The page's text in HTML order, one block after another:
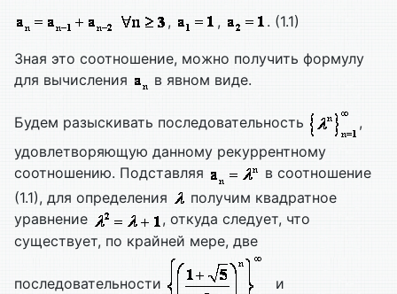
, , . (1.1)
Зная это соотношение, можно получить формулу
для вычисления
в явном виде.
Будем разыскивать последовательность
,
удовлетворяющую данному рекуррентному
соотношению. Подставляя
в соотношение
(1.1), для определения
получим квадратное
уравнение
, откуда следует, что
существует, по крайней мере, две
последовательности и